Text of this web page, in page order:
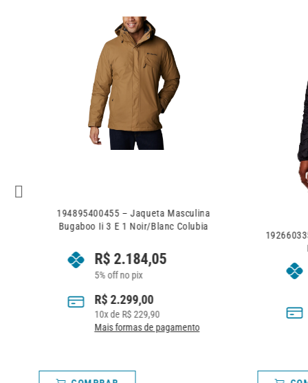
194895400455 – Jaqueta Masculina
Bugaboo Ii 3 E 1 Noir/Blanc Colubia
R$ 2.184,05
5% off no pix
R$2.299,00
10x de R$ 229,90
Mais formas de pagamento